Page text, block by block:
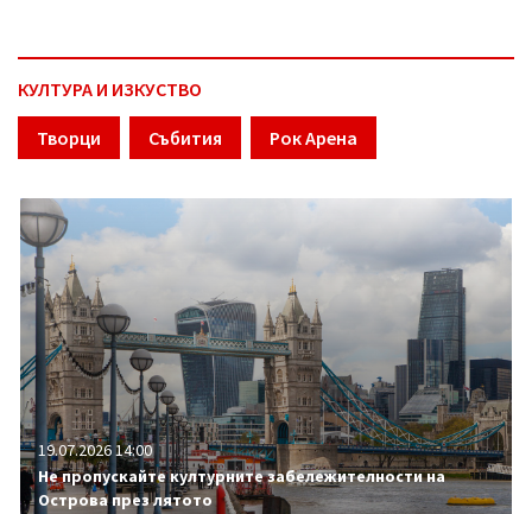
КУЛТУРА И ИЗКУСТВО
Творци Събития Рок Арена
19.07.2026 14:00
Не пропускайте културните забележителности на
Острова през лятото